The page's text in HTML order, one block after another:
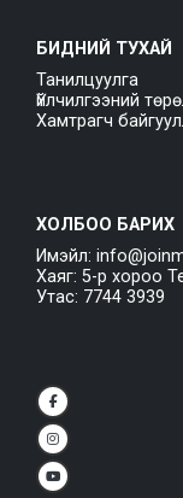
БИДНИЙ ТУХАЙ
Танилцуулга
Үйлчилгээний
Хамтрагч
ХОЛБОО БАРИХ
Имэйл:
Хаяг: 5-р хороо
Утас: 7744 3939